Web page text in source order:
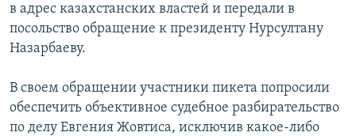
в адрес казахстанских властей и передали в
посольство обращение к президенту Нурсултану
Назарбаеву.
В своем обращении участники пикета попросили
обеспечить объективное судебное разбирательство
по делу Евгения Жовтиса, исключив какое-либо